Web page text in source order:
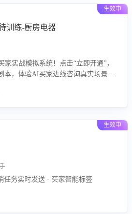
生效中
训练-厨房电器
实战模拟系统！点击“立即开通”，
本，体验AI买家进线咨询真实场景训
生效中
任务实时发送 · 买家智能标签